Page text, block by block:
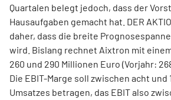
Quartalen belegt jedoch, dass der
Hausaufgaben gemacht hat. DER
daher, dass die breite
wird. Bislang rechnet Aixtron mit
260 und 290 Millionen Euro (Vorjahr:
Die EBIT-Marge soll zwischen acht und
Umsatzes betragen, das EBIT also